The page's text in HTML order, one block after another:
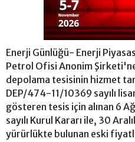
Enerji Günlüğü- Enerji
Petrol Ofisi Anonim
depolama tesisinin hizmet
DEP/474-11/10369 sayılı
gösteren tesis için alınan 6
sayılı Kurul Kararı ile, 30
yürürlükte bulunan eski